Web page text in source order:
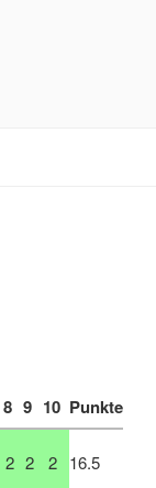
8 9 10 Punkte
2 2 2 16.5